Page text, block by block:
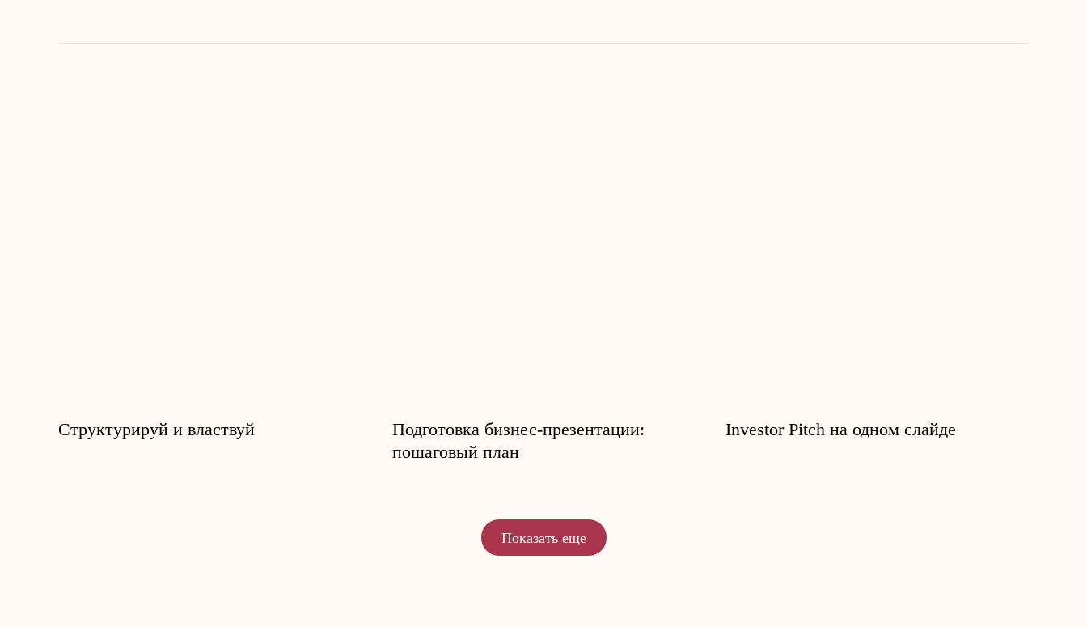
Структурируй и властвуй
Подготовка бизнес-презентации:
пошаговый план
Investor Pitch на одном слайде
Показать еще